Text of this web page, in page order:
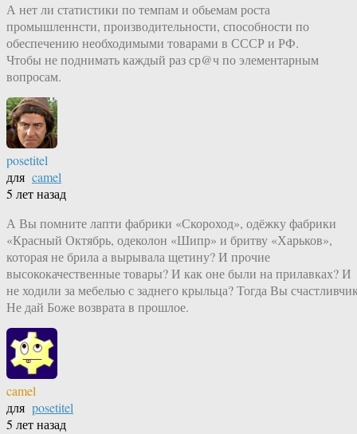
А нет ли статистики по темпам и обьемам роста
промышленнсти, производительности, способности по
обеспечению необходимыми товарами в СССР и РФ.
Чтобы не поднимать каждый раз ср@ч по элементарным
вопросам.
posetitel
для camel
5 лет назад
А Вы помните лапти фабрики «Скороход», одёжку фабрики
«Красный Октябрь, одеколон «Шипр» и бритву «Харьков»,
которая не брила а вырывала щетину? И прочие
высококачественные товары? И как оне были на прилавках? И
не ходили за мебелью с заднего крыльца? Тогда Вы
Не дай Боже возврата в прошлое.
camel
для posetitel
5 лет назад